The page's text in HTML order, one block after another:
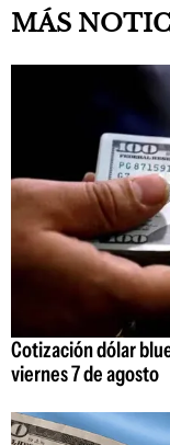
MÁS
Cotización dólar
viernes 7 de agosto